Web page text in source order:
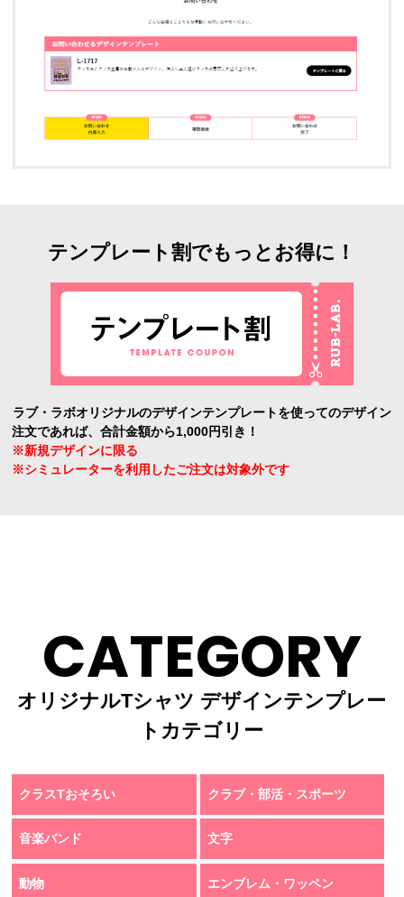
テンプレート割でもっとお得に！
ラブ・ラボオリジナルのデザインテンプレートを使ってのデザイン
注文であれば、合計金額から1,000円引き！
※新規デザインに限る
※シミュレーターを利用したご注文は対象外です
CATEGORY
オリジナルTシャツ デザインテンプレー
トカテゴリー
クラスTおそろい クラブ・部活・スポーツ
音楽バンド 文字
動物 エンブレム・ワッペン